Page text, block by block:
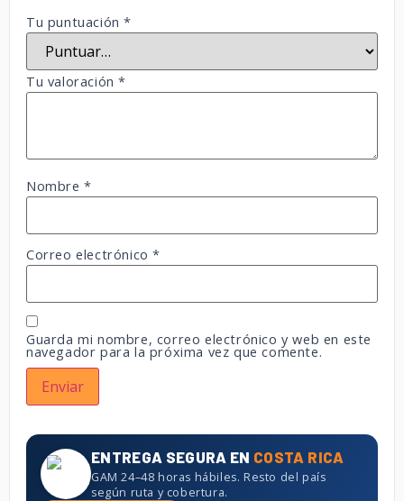
Tu puntuación*
Tu valoración*
Nombre*
Correo electrónico*
Guarda mi nombre, correo electrónico y web en este
navegador para la próxima vez que comente.
ENTREGA SEGURA EN COSTA RICA
GAM 24–48 horas hábiles. Resto del país
según ruta y cobertura.